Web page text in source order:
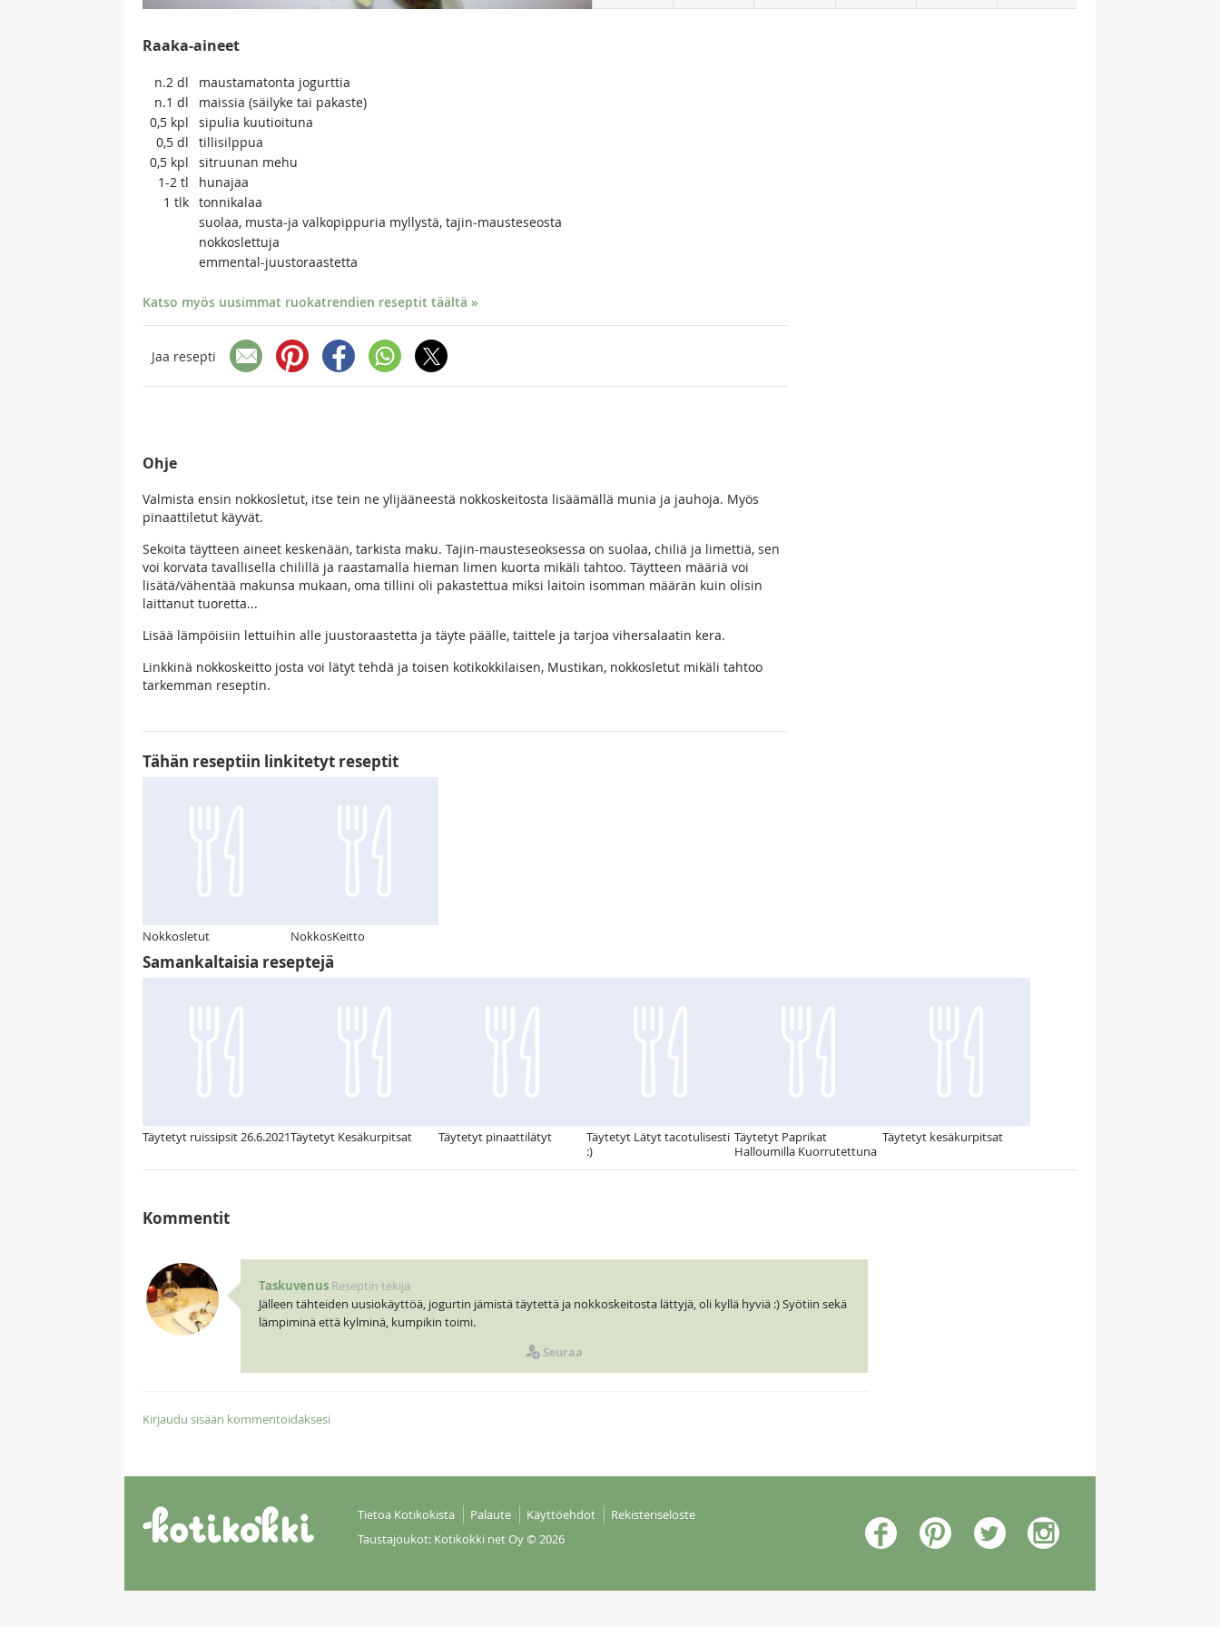
Raaka-aineet
n.2 dl
maustamatonta jogurttia
n.1 dl
maissia (säilyke tai pakaste)
0,5 kpl
sipulia kuutioituna
0,5 dl
tillisilppua
0,5 kpl
sitruunan mehu
1-2 tl
hunajaa
1 tlk tonnikalaa
suolaa, musta-ja valkopippuria myllystä, tajin-mausteseosta
nokkoslettuja
emmental-juustoraastetta
Katso myös uusimmat ruokatrendien reseptit täältä »
Jaa resepti
Ohje
Valmista ensin nokkosletut, itse tein ne ylijääneestä nokkoskeitosta lisäämällä munia ja jauhoja. Myös
pinaattiletut käyvät.
Sekoita täytteen aineet keskenään, tarkista maku. Tajin-mausteseoksessa on suolaa, chiliä ja limettiä, sen
voi korvata tavallisella chilillä ja raastamalla hieman limen kuorta mikäli tahtoo. Täytteen määriä voi
lisätä/vähentää makunsa mukaan, oma tillini oli pakastettua miksi laitoin isomman määrän kuin olisin
laittanut tuoretta...
Lisää lämpöisiin lettuihin alle juustoraastetta ja täyte päälle, taittele ja tarjoa vihersalaatin kera.
Linkkinä nokkoskeitto josta voi lätyt tehdä ja toisen kotikokkilaisen, Mustikan, nokkosletut mikäli tahtoo
tarkemman reseptin.
Tähän reseptiin linkitetyt reseptit
Nokkosletut NokkosKeitto
Samankaltaisia reseptejä
Täytetyt ruissipsit 26.6.2021Täytetyt Kesäkurpitsat Täytetyt pinaattilätyt
Täytetyt Lätyt tacotulisesti
:)
Täytetyt Paprikat
Halloumilla Kuorrutettuna
Täytetyt kesäkurpitsat
Kommentit
Taskuvenus Reseptin tekijä
Jälleen tähteiden uusiokäyttöä, jogurtin jämistä täytettä ja nokkoskeitosta lättyjä, oli kyllä hyviä :) Syötiin sekä
lämpiminä että kylminä, kumpikin toimi.
Seuraa
Kirjaudu sisään kommentoidaksesi
Tietoa Kotikokista Palaute Käyttöehdot
Rekisteriseloste
Taustajoukot: Kotikokki net Oy© 2026